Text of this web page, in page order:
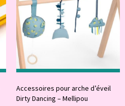
Accessoires pour arche d’éveil
Dirty Dancing – Mellipou